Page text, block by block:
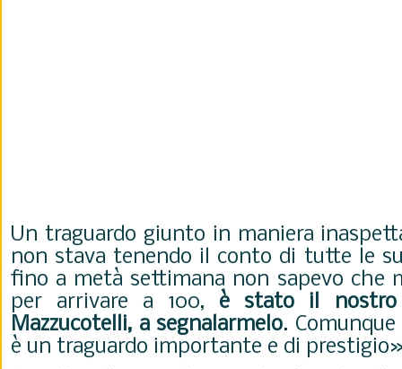
Un traguardo giunto in maniera
non stava tenendo il conto di tutte le
fino a metà settimana non sapevo che
per arrivare a 100, è stato il nostro
Mazzucotelli, a segnalarmelo.
è un traguardo importante e di